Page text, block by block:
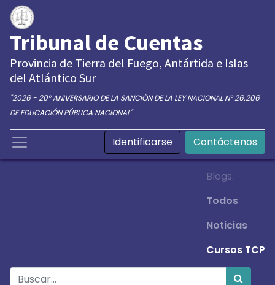
Tribunal de Cuentas
Provincia de Tierra del Fuego, Antártida e Islas
del Atlántico Sur
"2026 - 20° ANIVERSARIO DE LA SANCIÓN DE LA LEY NACIONAL N° 26.206
DE EDUCACIÓN PÚBLICA NACIONAL"
Identificarse Contáctenos
Blogs:
Todos
Noticias
Cursos TCP